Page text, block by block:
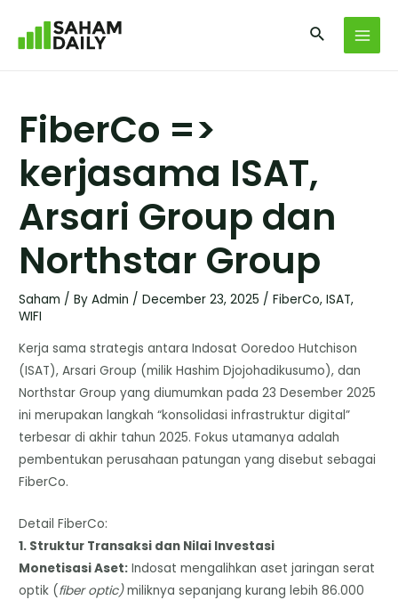
FiberCo =>
kerjasama ISAT,
Arsari Group dan
Northstar Group
Saham / ByAdmin /December 23, 2025 /FiberCo,ISAT,
WIFI
Kerja sama strategis antara Indosat Ooredoo Hutchison
(ISAT), Arsari Group (milik Hashim Djojohadikusumo), dan
Northstar Group yang diumumkan pada 23 Desember 2025
ini merupakan langkah “konsolidasi infrastruktur digital”
terbesar di akhir tahun 2025. Fokus utamanya adalah
pembentukan perusahaan patungan yang disebut sebagai
FiberCo.
Detail FiberCo:
​1. Struktur Transaksi dan Nilai Investasi
Monetisasi Aset: Indosat mengalihkan aset jaringan serat
optik (fiber optic)miliknya sepanjang kurang lebih 86.000